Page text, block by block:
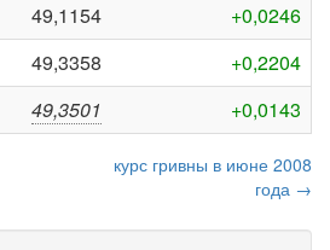
49,1154
+0,0246
49,3358
+0,2204
49,3501 +0,0143
курс гривны в июне 2008
года →